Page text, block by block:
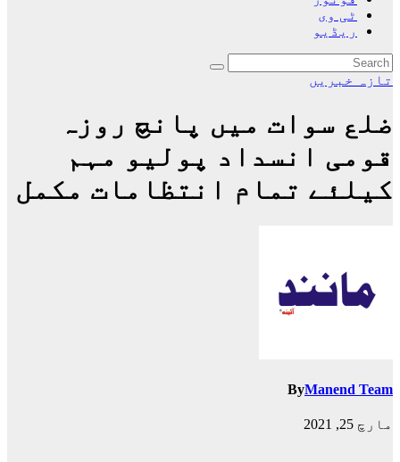
ٹی وی
ریڈیو
تازہ خبریں
ضلع سوات میں پانچ روزہ
قومی انسداد پولیو مہم
کیلئے تمام انتظامات مکمل
ByManend Team
مارچ 25, 2021